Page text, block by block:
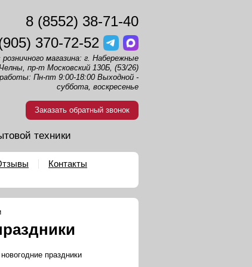
8 (8552) 38-71-40
370-72-52
розничного магазина: г. Набережные
Челны, пр-т Московский 130Б, (53/26)
Пн-пт 9:00-18:00 Выходной -
суббота, воскресенье
Заказать обратный звонок
техники
Контакты
праздники